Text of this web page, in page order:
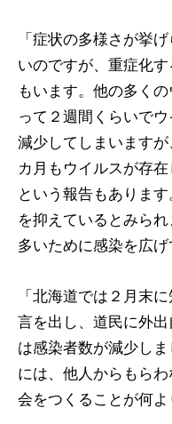
「症状の多様さが挙
いのですが、重症化
もいます。他の多く
って２週間くらいで
減少してしまいます
カ月もウイルスが存
という報告もありま
を抑えているとみら
多いために感染を広げ
「北海道では２月末
言を出し、道民に外
は感染者数が減少し
には、他人からもら
会をつくることが何よ